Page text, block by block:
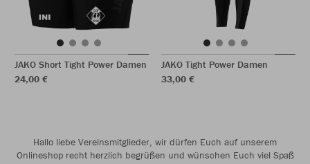
JAKO Short Tight Power Damen
24,00 €
JAKO Tight Power Damen
33,00 €
Hallo liebe Vereinsmitglieder, wir dürfen Euch auf unserem
Onlineshop recht herzlich begrüßen und wünschen Euch viel Spaß